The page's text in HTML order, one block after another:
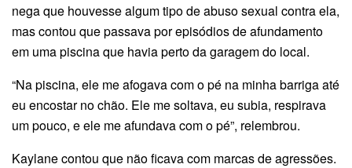
nega que houvesse algum tipo de abuso sexual contra ela,
mas contou que passava por episódios de afundamento
em uma piscina que havia perto da garagem do local.
“Na piscina, ele me afogava com o pé na minha barriga até
eu encostar no chão. Ele me soltava, eu subia, respirava
um pouco, e ele me afundava com o pé”, relembrou.
Kaylane contou que não ficava com marcas de agressões.